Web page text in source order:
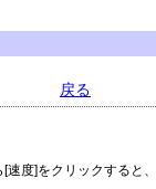
戻る
速度]をクリックすると